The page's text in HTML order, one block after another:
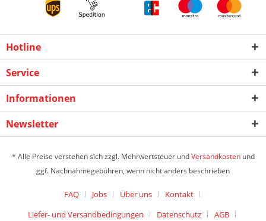
Hotline
Service
Informationen
Newsletter
* Alle Preise verstehen sich zzgl. Mehrwertsteuer undVersandkostenund
ggf. Nachnahmegebühren, wenn nicht anders beschrieben
FAQ Jobs Über uns
Kontakt
Liefer- und Versandbedingungen
Datenschutz
AGB